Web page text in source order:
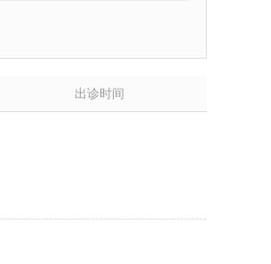
出诊时间